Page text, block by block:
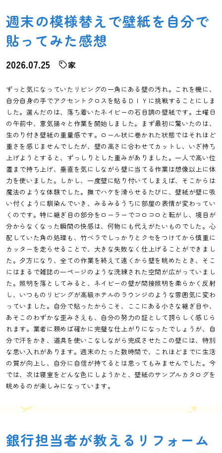
週末の模様替えで壁紙を自分で
貼ってみた感想
2026.07.25 家
ずっと気になっていたリビングの一角にある壁の汚れ。これを機に、
自分自身の手でアクセントクロスを貼るＤＩＹに挑戦することにしま
した。選んだのは、落ち着いたネイビーの石目調の壁紙です。土曜日
の午前中、意気揚々と作業を開始しました。まず最初に驚いたのは、
生のり付き壁紙の重量感です。ロール状に巻かれた状態ではそれほど
重さを感じませんでしたが、壁の高さに合わせてカットし、いざ持ち
上げようとすると、ずっしりとした重みがありました。一人で高い位
置まで持ち上げ、垂直を気にしながら壁に当てる作業は想像以上に体
力を使いました。しかし、一度壁に貼り付いてしまえば、そこからは
魔法のような体験でした。撫でハケを滑らせるたびに、壁紙が壁に吸
い付くように馴染んでいき、みるみるうちに部屋の表情が変わってい
くのです。特に継ぎ目の部分をローラーでコロコロと転がし、境目が
分からなくなった瞬間の快感は、何物にも代えがたいものでした。心
配していた角の処理も、竹ベラでしっかりとクセをつけてから慎重に
カッターを走らせることで、大きな失敗なく仕上げることができまし
た。夕方になり、全ての作業を終えて遠くから壁を眺めたとき、そこ
にはまるで雑誌の一ページのような洗練された空間が広がっていまし
た。照明を落としてみると、ネイビーの壁が間接照明を柔らかく反射
し、いつものリビングが高級ホテルのラウンジのような雰囲気に変わ
っていました。自分で貼ったからこそ、ここにある小さな継ぎ目や、
あそこのわずかな歪みさえも、自分の努力の証として誇らしく感じら
れます。業者に頼めば確かに完璧な仕上がりになったでしょうが、自
分で汗をかき、道具を使いこなしながら完成させたこの壁には、特別
な思い入れがあります。週末のたった数時間で、これほどまでに生活
の質が向上し、自分に自信が持てるとは思ってもみませんでした。今
では、次は寝室をどんな色にしようかと、壁紙のサンプルカタログを
眺めるのが楽しみになっています。
銀行担当者が教えるリフォーム